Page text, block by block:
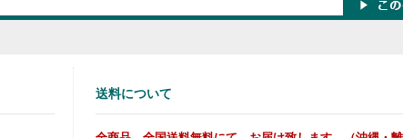
送料について